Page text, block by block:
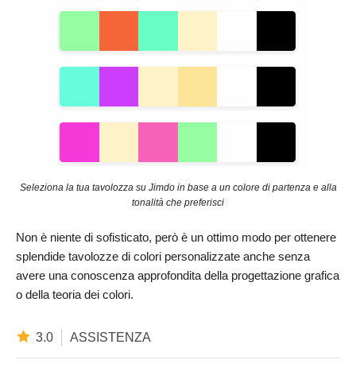
Seleziona la tua tavolozza su Jimdo in base a un colore di partenza e alla
tonalità che preferisci
Non è niente di sofisticato, però è un ottimo modo per ottenere
splendide tavolozze di colori personalizzate anche senza
avere una conoscenza approfondita della progettazione grafica
o della teoria dei colori.
3.0 ASSISTENZA